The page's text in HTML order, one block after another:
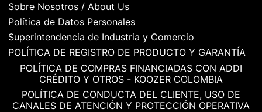
Sobre Nosotros / About Us
Política de Datos Personales
Superintendencia de Industria y Comercio
POLÍTICA DE REGISTRO DE PRODUCTO Y GARANTÍA
POLÍTICA DE COMPRAS FINANCIADAS CON ADDI
CRÉDITO Y OTROS - KOOZER COLOMBIA
POLÍTICA DE CONDUCTA DEL CLIENTE, USO DE
CANALES DE ATENCIÓN Y PROTECCIÓN OPERATIVA